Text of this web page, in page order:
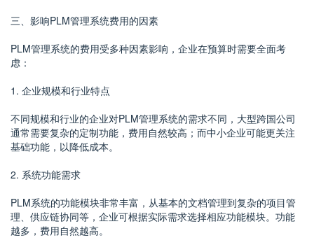
三、影响PLM管理系统费用的因素
PLM管理系统的费用受多种因素影响，企业在预算时需要全面考
虑：
1. 企业规模和行业特点
不同规模和行业的企业对PLM管理系统的需求不同，大型跨国公司
通常需要复杂的定制功能，费用自然较高；而中小企业可能更关注
基础功能，以降低成本。
2. 系统功能需求
PLM系统的功能模块非常丰富，从基本的文档管理到复杂的项目管
理、供应链协同等，企业可根据实际需求选择相应功能模块。功能
越多，费用自然越高。